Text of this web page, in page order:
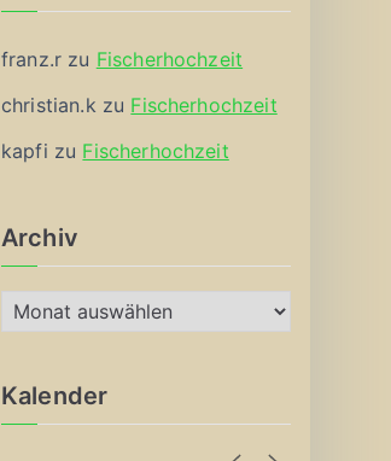
franz.r zu Fischerhochzeit
christian.k zu Fischerhochzeit
kapfi zu Fischerhochzeit
Archiv
r
h
Kalender